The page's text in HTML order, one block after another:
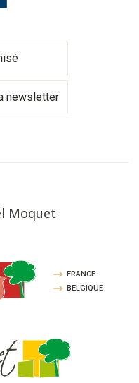
newsletter
Moquet
FRANCE
BELGIQUE